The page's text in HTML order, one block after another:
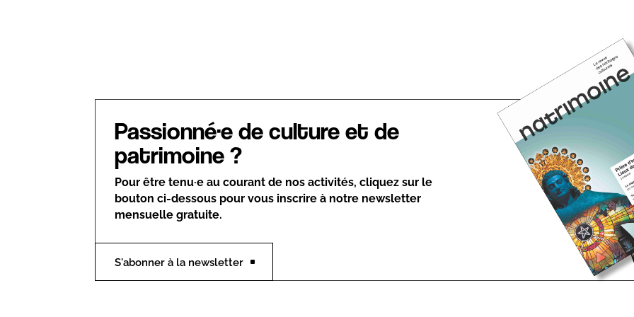
Passionné·e de culture et de
patrimoine ?
Pour être tenu·e au courant de nos activités, cliquez sur le
bouton ci-dessous pour vous inscrire à notre newsletter
mensuelle gratuite.
S'abonner à la newsletter